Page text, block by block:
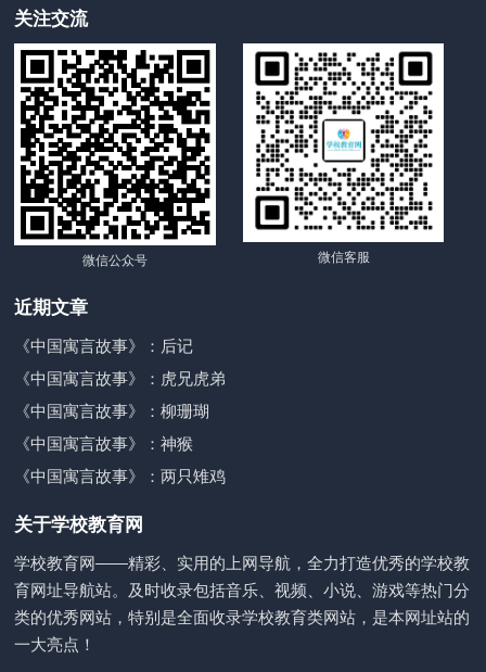
关注交流
微信公众号 微信客服
近期文章
《中国寓言故事》：后记
《中国寓言故事》：虎兄虎弟
《中国寓言故事》：柳珊瑚
《中国寓言故事》：神猴
《中国寓言故事》：两只雉鸡
关于学校教育网
学校教育网——精彩、实用的上网导航，全力打造优秀的学校教
育网址导航站。及时收录包括音乐、视频、小说、游戏等热门分
类的优秀网站，特别是全面收录学校教育类网站，是本网址站的
一大亮点！